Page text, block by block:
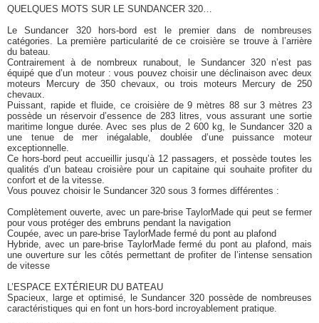
QUELQUES MOTS SUR LE SUNDANCER 320…
Le Sundancer 320 hors-bord est le premier dans de nombreuses
catégories. La première particularité de ce croisière se trouve à l’arrière
du bateau.
Contrairement à de nombreux runabout, le Sundancer 320 n’est pas
équipé que d’un moteur : vous pouvez choisir une déclinaison avec deux
moteurs Mercury de 350 chevaux, ou trois moteurs Mercury de 250
chevaux.
Puissant, rapide et fluide, ce croisière de 9 mètres 88 sur 3 mètres 23
possède un réservoir d’essence de 283 litres, vous assurant une sortie
maritime longue durée. Avec ses plus de 2 600 kg, le Sundancer 320 a
une tenue de mer inégalable, doublée d’une puissance moteur
exceptionnelle.
Ce hors-bord peut accueillir jusqu’à 12 passagers, et possède toutes les
qualités d’un bateau croisière pour un capitaine qui souhaite profiter du
confort et de la vitesse.
Vous pouvez choisir le Sundancer 320 sous 3 formes différentes :
Complètement ouverte, avec un pare-brise TaylorMade qui peut se fermer
pour vous protéger des embruns pendant la navigation
Coupée, avec un pare-brise TaylorMade fermé du pont au plafond
Hybride, avec un pare-brise TaylorMade fermé du pont au plafond, mais
une ouverture sur les côtés permettant de profiter de l’intense sensation
de vitesse
L’ESPACE EXTÉRIEUR DU BATEAU
Spacieux, large et optimisé, le Sundancer 320 possède de nombreuses
caractéristiques qui en font un hors-bord incroyablement pratique.